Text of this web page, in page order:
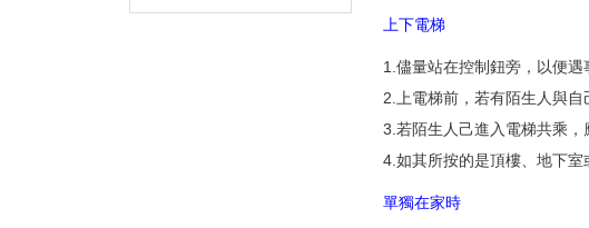
上下電梯
1.儘量站在控制鈕旁，以便遇
2.上電梯前，若有陌生人與自
3.若陌生人己進入電梯共乘，
4.如其所按的是頂樓、地下室
單獨在家時